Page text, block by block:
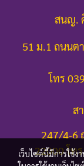
สนญ.
51 ม.1 ถนนต
โทร
ส
247/4-6
22000โท
เว็บไซต์นี้มีการใช้